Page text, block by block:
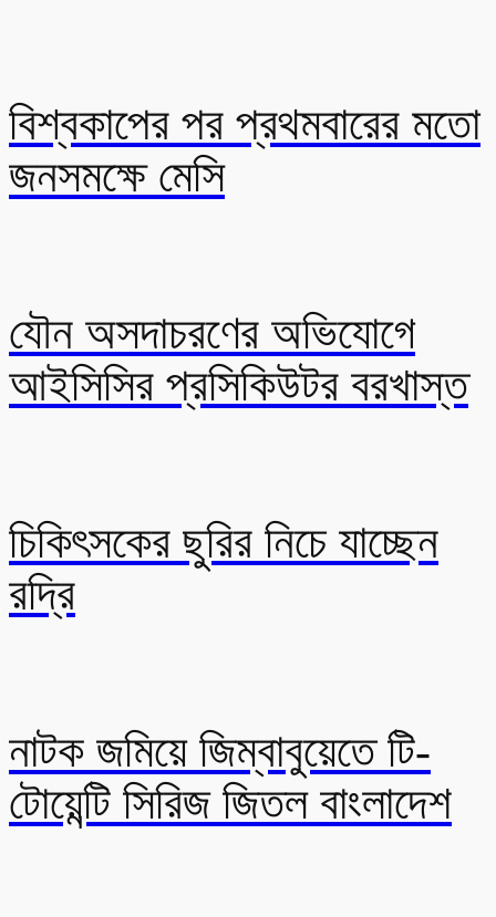
বিশ্বকাপের পর প্রথমবারের মতো
জনসমক্ষে মেসি
যৌন অসদাচরণের অভিযোগে
আইসিসির প্রসিকিউটর বরখাস্ত
চিকিৎসকের ছুরির নিচে যাচ্ছেন
রদ্রি
নাটক জমিয়ে জিম্বাবুয়েতে টি-
টোয়েন্টি সিরিজ জিতল বাংলাদেশ